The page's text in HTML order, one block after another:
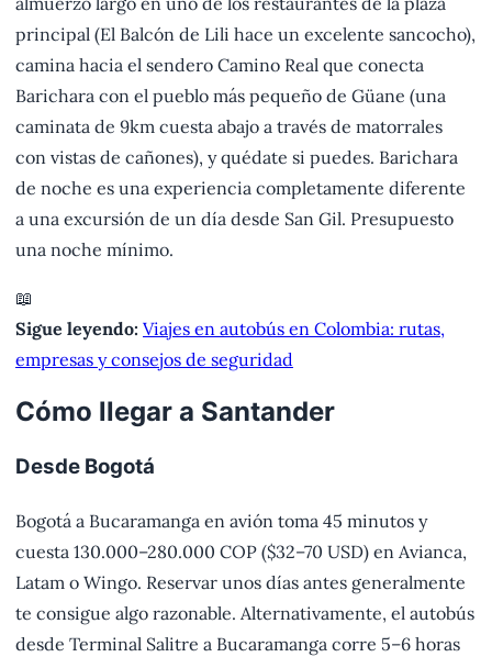
principal (El Balcón de Lili hace un excelente sancocho),
camina hacia el sendero Camino Real que conecta
Barichara con el pueblo más pequeño de Güane (una
caminata de 9km cuesta abajo a través de matorrales
con vistas de cañones), y quédate si puedes. Barichara
de noche es una experiencia completamente diferente
a una excursión de un día desde San Gil. Presupuesto
una noche mínimo.
📖
Sigue leyendo: Viajes en autobús en Colombia: rutas,
empresas y consejos de seguridad
Cómo llegar a Santander
Desde Bogotá
Bogotá a Bucaramanga en avión toma 45 minutos y
cuesta 130.000–280.000 COP ($32–70 USD) en Avianca,
Latam o Wingo. Reservar unos días antes generalmente
te consigue algo razonable. Alternativamente, el autobús
desde Terminal Salitre a Bucaramanga corre 5–6 horas